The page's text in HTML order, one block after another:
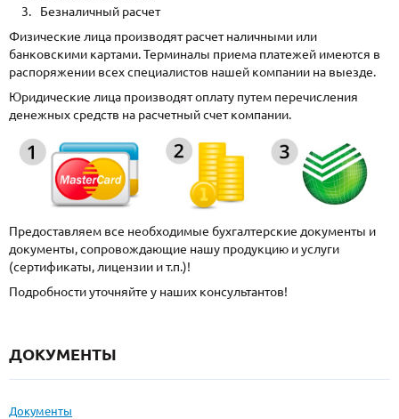
Безналичный расчет
Физические лица производят расчет наличными или
банковскими картами. Терминалы приема платежей имеются в
распоряжении всех специалистов нашей компании на выезде.
Юридические лица производят оплату путем перечисления
денежных средств на расчетный счет компании.
Предоставляем все необходимые бухгалтерские документы и
документы, сопровождающие нашу продукцию и услуги
(сертификаты, лицензии и т.п.)!
Подробности уточняйте у наших консультантов!
ДОКУМЕНТЫ
Документы